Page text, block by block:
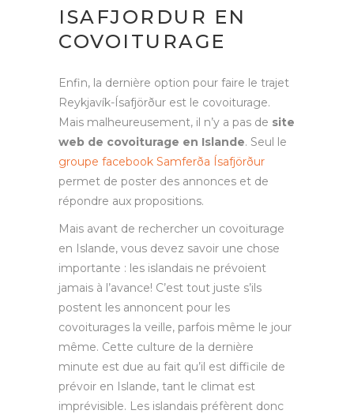
ISAFJORDUR EN
COVOITURAGE
Enfin, la dernière option pour faire le trajet
Reykjavík-Ísafjörður est le covoiturage.
Mais malheureusement, il n’y a pas de site
web de covoiturage en Islande. Seul le
groupe facebook Samferða Ísafjörður
permet de poster des annonces et de
répondre aux propositions.
Mais avant de rechercher un covoiturage
en Islande, vous devez savoir une chose
importante : les islandais ne prévoient
jamais à l’avance! C’est tout juste s’ils
postent les annoncent pour les
covoiturages la veille, parfois même le jour
même. Cette culture de la dernière
minute est due au fait qu’il est difficile de
prévoir en Islande, tant le climat est
imprévisible. Les islandais préfèrent donc